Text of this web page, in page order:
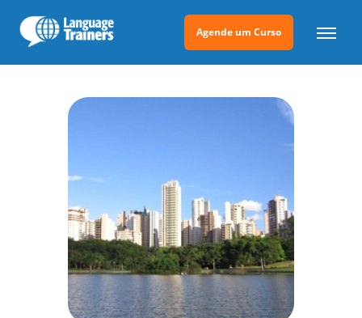
Agende um Curso